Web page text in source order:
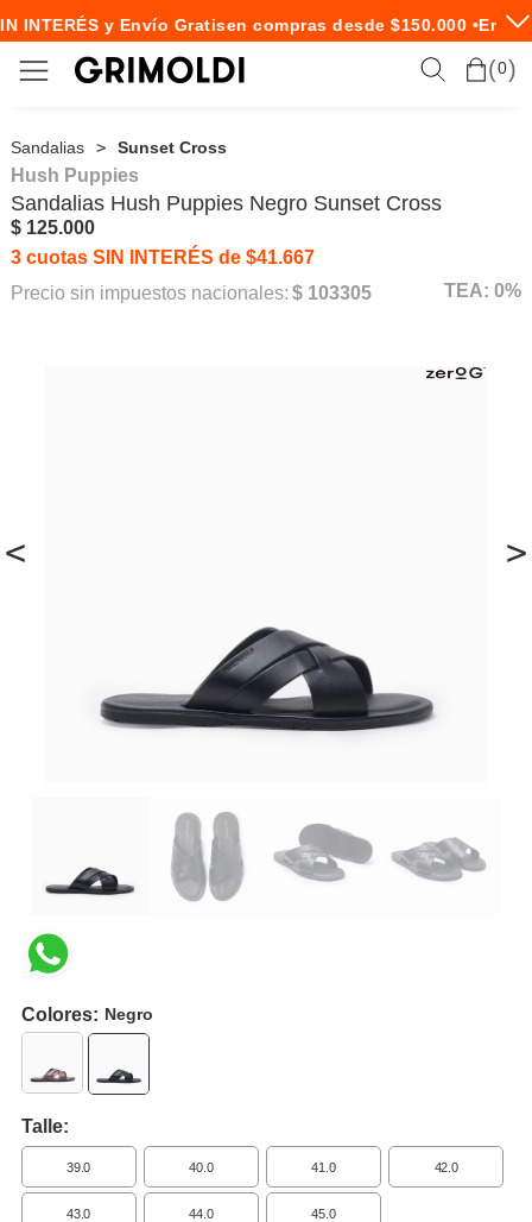
INTERÉS y Envío Gratisen compras desde $150.000 • Envío
0
Sandalias Sunset Cross
< >
Hush Puppies
Sandalias Hush Puppies Negro Sunset Cross
$ 125.000
3 cuotas SIN INTERÉS de $41.667
Precio sin impuestos nacionales: $ 103305 TEA: 0%
Colores: Negro
Talle:
39.0 40.0 41.0 42.0
43.0 44.0 45.0